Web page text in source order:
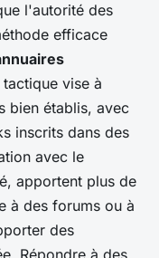
l'autorité des
efficace
vise à
bien établis, avec
inscrits dans des
avec le
apportent plus de
à des forums ou à
des